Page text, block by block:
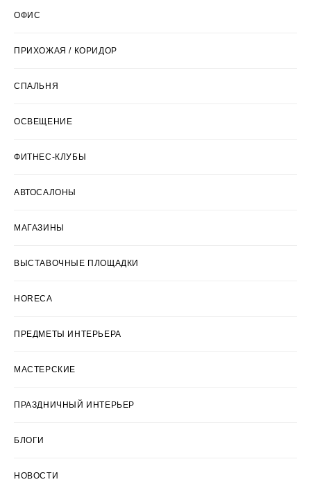
ОФИС
ПРИХОЖАЯ / КОРИДОР
СПАЛЬНЯ
ОСВЕЩЕНИЕ
ФИТНЕС-КЛУБЫ
АВТОСАЛОНЫ
МАГАЗИНЫ
ВЫСТАВОЧНЫЕ ПЛОЩАДКИ
HORECA
ПРЕДМЕТЫ ИНТЕРЬЕРА
МАСТЕРСКИЕ
ПРАЗДНИЧНЫЙ ИНТЕРЬЕР
БЛОГИ
НОВОСТИ